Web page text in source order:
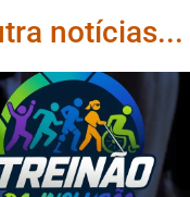
notícias...